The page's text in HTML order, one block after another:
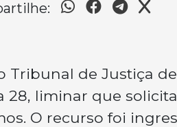
de Justiça de
liminar que
O recurso foi